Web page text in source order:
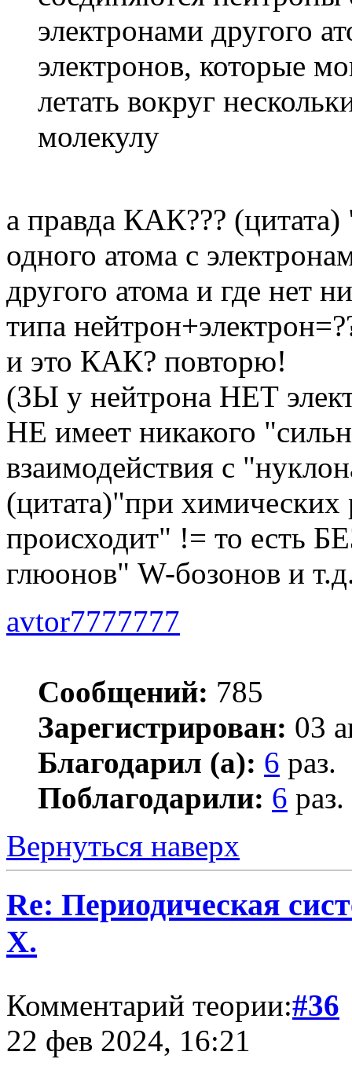
электронами другого
электронов, которые
летать вокруг
молекулу
а правда КАК???
одного атома с
другого атома и где нет
типа
и это КАК? повторю!
(ЗЫ у нейтрона НЕТ
НЕ имеет никакого
взаимодействия с
(цитата)"при химических
происходит" != то есть
глюонов" W-бозонов и
avtor7777777
Сообщений: 785
Зарегистрирован: 03
Благодарил (а): 6 раз.
Поблагодарили: 6 раз.
Вернуться наверх
Re: Периодическая
Х.
Комментарий теории:#36
22 фев 2024, 16:21